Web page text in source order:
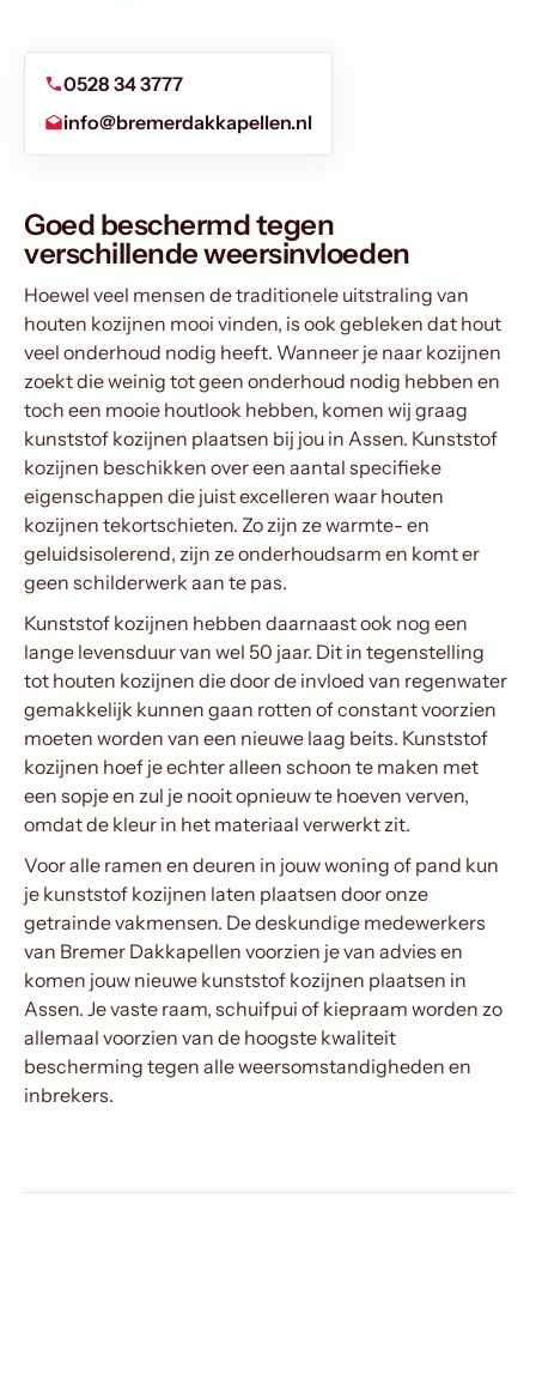
0528 34 3777
info@bremerdakkapellen.nl
Goed beschermd tegen
verschillende weersinvloeden
Hoewel veel mensen de traditionele uitstraling van
houten kozijnen mooi vinden, is ook gebleken dat hout
veel onderhoud nodig heeft. Wanneer je naar kozijnen
zoekt die weinig tot geen onderhoud nodig hebben en
toch een mooie houtlook hebben, komen wij graag
kunststof kozijnen plaatsen bij jou in Assen. Kunststof
kozijnen beschikken over een aantal specifieke
eigenschappen die juist excelleren waar houten
kozijnen tekortschieten. Zo zijn ze warmte- en
geluidsisolerend, zijn ze onderhoudsarm en komt er
geen schilderwerk aan te pas.
Kunststof kozijnen hebben daarnaast ook nog een
lange levensduur van wel 50 jaar. Dit in tegenstelling
tot houten kozijnen die door de invloed van regenwater
gemakkelijk kunnen gaan rotten of constant voorzien
moeten worden van een nieuwe laag beits. Kunststof
kozijnen hoef je echter alleen schoon te maken met
een sopje en zul je nooit opnieuw te hoeven verven,
omdat de kleur in het materiaal verwerkt zit.
Voor alle ramen en deuren in jouw woning of pand kun
je kunststof kozijnen laten plaatsen door onze
getrainde vakmensen. De deskundige medewerkers
van Bremer Dakkapellen voorzien je van advies en
komen jouw nieuwe kunststof kozijnen plaatsen in
Assen. Je vaste raam, schuifpui of kiepraam worden zo
allemaal voorzien van de hoogste kwaliteit
bescherming tegen alle weersomstandigheden en
inbrekers.